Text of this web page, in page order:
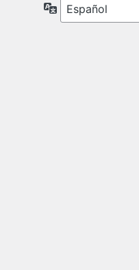
Idioma